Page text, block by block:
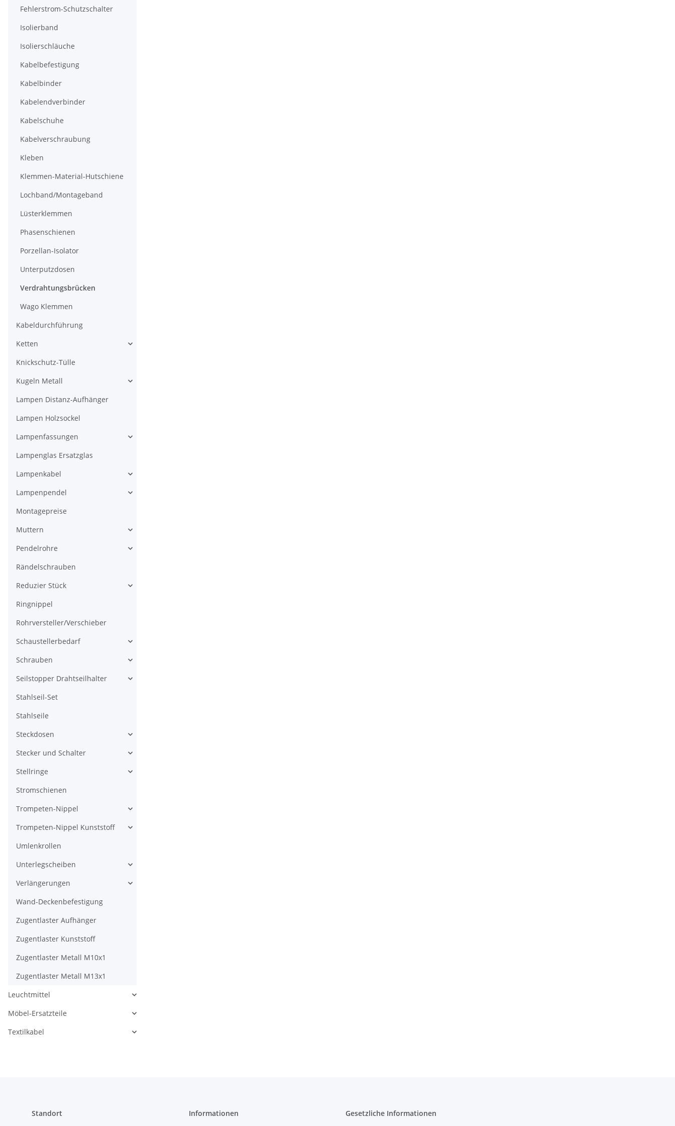
Fehlerstrom-Schutzschalter
Isolierband
Isolierschläuche
Kabelbefestigung
Kabelbinder
Kabelendverbinder
Kabelschuhe
Kabelverschraubung
Kleben
Klemmen-Material-Hutschiene
Lochband/Montageband
Lüsterklemmen
Phasenschienen
Porzellan-Isolator
Unterputzdosen
Verdrahtungsbrücken
Wago Klemmen
Kabeldurchführung
Ketten
Knickschutz-Tülle
Kugeln Metall
Lampen Distanz-Aufhänger
Lampen Holzsockel
Lampenfassungen
Lampenglas Ersatzglas
Lampenkabel
Lampenpendel
Montagepreise
Muttern
Pendelrohre
Rändelschrauben
Reduzier Stück
Ringnippel
Rohrversteller/Verschieber
Schaustellerbedarf
Schrauben
Seilstopper Drahtseilhalter
Stahlseil-Set
Stahlseile
Steckdosen
Stecker und Schalter
Stellringe
Stromschienen
Trompeten-Nippel
Trompeten-Nippel Kunststoff
Umlenkrollen
Unterlegscheiben
Verlängerungen
Wand-Deckenbefestigung
Zugentlaster Aufhänger
Zugentlaster Kunststoff
Zugentlaster Metall M10x1
Zugentlaster Metall M13x1
Leuchtmittel
Möbel-Ersatzteile
Textilkabel
Standort Informationen Gesetzliche Informationen